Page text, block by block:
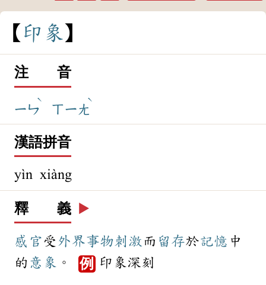
印 象
注 音
ㄧㄣ
ˋ
ㄒㄧㄤ
ˋ
漢語拼音
yìn xiàng
釋 義 ▶️
感官 受 外界事物刺激 而 留存於記憶 中
的 意象 。 例 印象深刻